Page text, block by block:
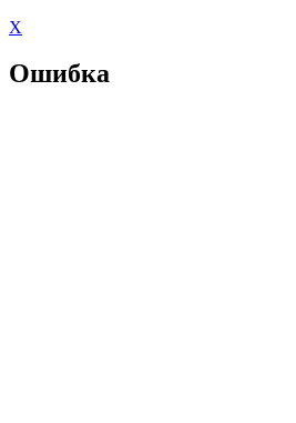
X
Ошибка